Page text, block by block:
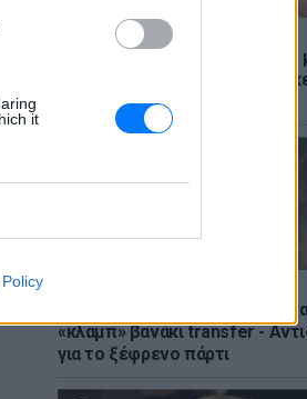
it
LIFESTYLE
Ο Μπρούκλιν Μπέκαμ έβρασε
με θαλασσινό νερό και
ανελέητο τρολάρισμα online
Μύκονος: Ιταλοί τουρίστες
«κλαμπ» βανάκι transfer -
για το ξέφρενο πάρτι